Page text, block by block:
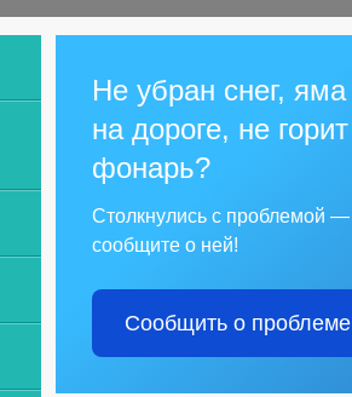
Не убран снег, яма
на дороге, не горит
фонарь?
Столкнулись с проблемой —
сообщите о ней!
Сообщить о проблеме